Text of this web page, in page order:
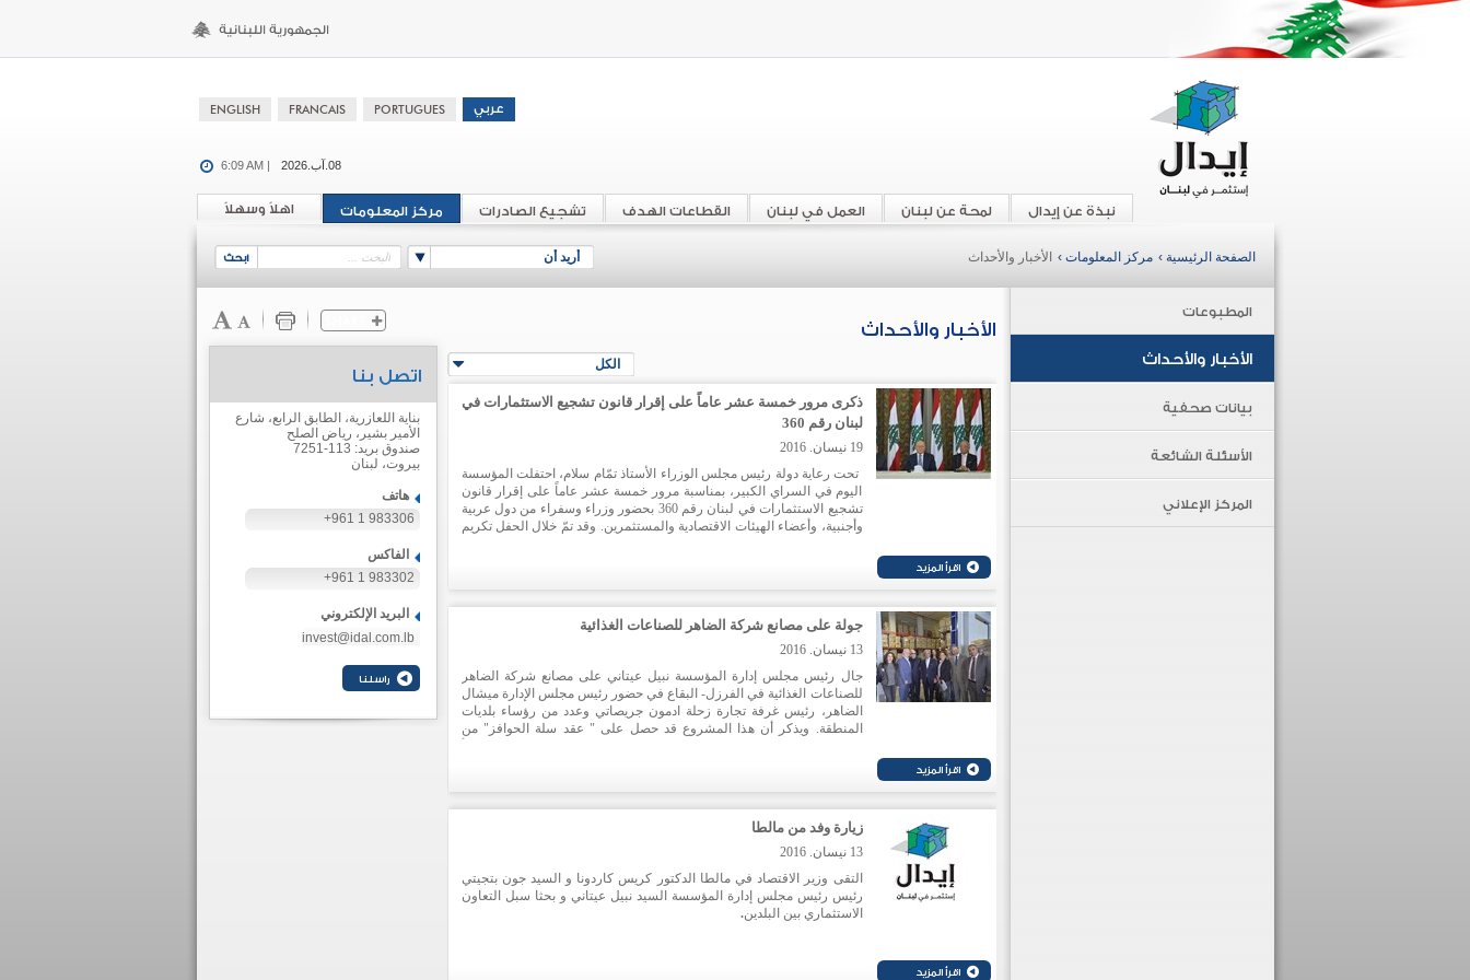
08.آب.2026 6:09 AM |
اهلاً وسهلاً مركز المعلومات تشجيع الصادرات القطاعات الهدف العمل في لبنان لمحة عن لبنان نبذة عن إيدال
أريد أن الصفحة الرئيسية › مركز المعلومات › الأخبار والأحداث
المطبوعات
الأخبار والأحداث
بيانات صحفية
الأسئلة الشائعة
المركز الإعلاني
الأخبار والأحداث
الكل
ذكرى مرور خمسة عشر عاماً على إقرار قانون تشجيع الاستثمارات في
لبنان رقم 360
19 نيسان. 2016
تحت رعاية دولة رئيس مجلس الوزراء الأستاذ تمّام سلام، احتفلت المؤسسة
اليوم في السراي الكبير، بمناسبة مرور خمسة عشر عاماً على إقرار قانون
تشجيع الاستثمارات في لبنان رقم 360 بحضور وزراء وسفراء من دول عربية
وأجنبية، وأعضاء الهيئات الاقتصادية والمستثمرين. وقد تمّ خلال الحفل تكريم
جولة على مصانع شركة الضاهر للصناعات الغذائية
13 نيسان. 2016
جال رئيس مجلس إدارة المؤسسة نبيل عيتاني على مصانع شركة الضاهر
للصناعات الغذائية في الفرزل- البقاع في حضور رئيس مجلس الإدارة ميشال
الضاهر، رئيس غرفة تجارة زحلة ادمون جريصاتي وعدد من رؤساء بلديات
المنطقة. ويذكر أن هذا المشروع قد حصل على " عقد سلة الحوافز" من
زيارة وفد من مالطا
13 نيسان. 2016
التقى وزير الاقتصاد في مالطا الدكتور كريس كاردونا و السيد جون بتجيتي
رئيس رئيس مجلس إدارة المؤسسة السيد نبيل عيتاني و بحثا سبل التعاون
الاستثماري بين البلدين.
اتصل بنا
بناية اللعازرية، الطابق الرابع، شارع
الأمير بشير، رياض الصلح
صندوق بريد: 113-7251
بيروت، لبنان
هاتف
+961 1 983306
الفاكس
+961 1 983302
البريد الإلكتروني
invest@idal.com.lb